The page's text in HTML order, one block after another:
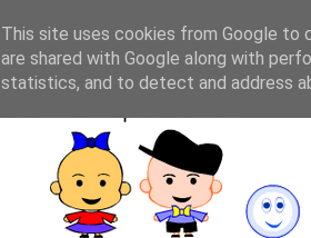
This site uses cookies from Google to
are shared with Google along with
statistics, and to detect and address